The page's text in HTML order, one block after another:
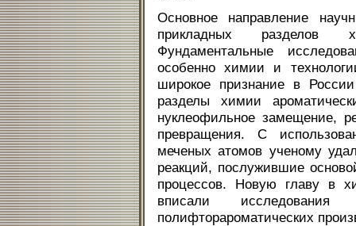
Основное направление
прикладных разделов
Фундаментальные
особенно химии и
широкое признание в
разделы химии
нуклеофильное замещение,
превращения. С
меченых атомов ученому
реакций, послужившие
процессов. Новую главу в
вписали
полифторароматических